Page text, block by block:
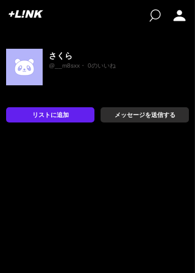
+L!NK
さくら
@__m8sxx・ 0のいいね
リストに追加 メッセージを送信する